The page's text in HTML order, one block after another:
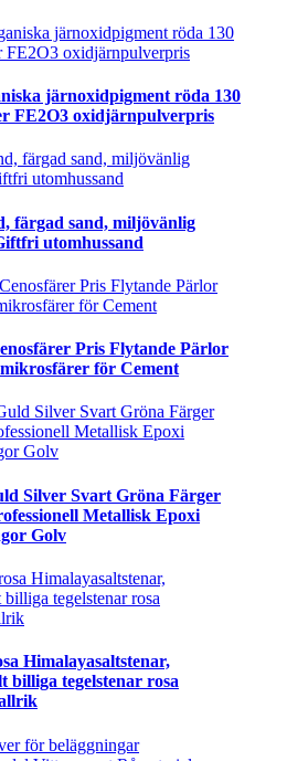
järnoxidpigment röda 130
FE2O3 oxidjärnpulverpris
färgad sand, miljövänlig
utomhussand
Pris Flytande Pärlor
för Cement
Silver Svart Gröna Färger
Metallisk Epoxi
Golv
Himalayasaltstenar,
billiga tegelstenar rosa